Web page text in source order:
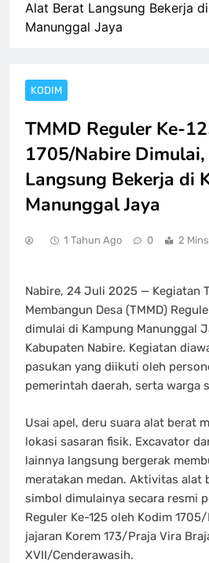
Alat Berat Langsung Bekerja
Manunggal Jaya
KODIM
TMMD Reguler Ke-
1705/Nabire
Langsung Bekerja di
Manunggal Jaya
1 Tahun Ago 0 2 Mins
Nabire, 24 Juli 2025 — Kegiatan
Membangun Desa (TMMD)
dimulai di Kampung Manunggal
Kabupaten Nabire. Kegiatan
pasukan yang diikuti oleh
pemerintah daerah, serta warga
Usai apel, deru suara alat berat
lokasi sasaran fisik. Excavator
lainnya langsung bergerak
meratakan medan. Aktivitas alat
simbol dimulainya secara resmi
Reguler Ke-125 oleh Kodim
jajaran Korem 173/Praja Vira
XVII/Cenderawasih.